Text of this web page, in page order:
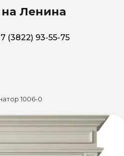
Ленина
(3822) 93-55-75
1006-0